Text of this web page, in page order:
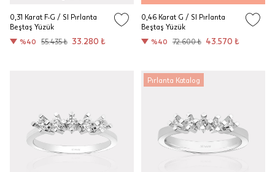
0,31 Karat F-G / SI Pırlanta
Beştaş Yüzük
%40
55.435 ₺ 33.280 ₺
0,46 Karat G / SI Pırlanta
Beştaş Yüzük
%40
72.600 ₺ 43.570 ₺
Pırlanta Katalog